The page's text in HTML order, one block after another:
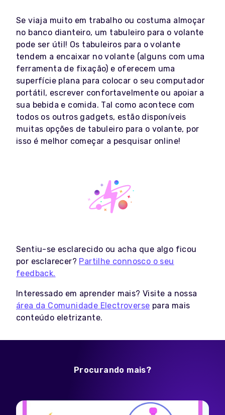
Se viaja muito em trabalho ou costuma almoçar
no banco dianteiro, um tabuleiro para o volante
pode ser útil! Os tabuleiros para o volante
tendem a encaixar no volante (alguns com uma
ferramenta de fixação) e oferecem uma
superfície plana para colocar o seu computador
portátil, escrever confortavelmente ou apoiar a
sua bebida e comida. Tal como acontece com
todos os outros gadgets, estão disponíveis
muitas opções de tabuleiro para o volante, por
isso é melhor começar a pesquisar online!
Sentiu-se esclarecido ou acha que algo ficou
por esclarecer? Partilhe connosco o seu
feedback.
Interessado em aprender mais? Visite a nossa
área da Comunidade Electroverse para mais
conteúdo eletrizante.
Procurando mais?